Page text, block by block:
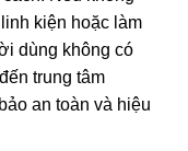
kiện hoặc làm
dùng không có
trung tâm
an toàn và hiệu